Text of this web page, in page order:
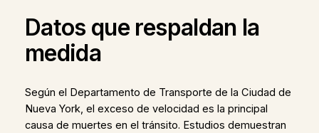
Datos que respaldan la
medida
Según el Departamento de Transporte de la Ciudad de
Nueva York, el exceso de velocidad es la principal
causa de muertes en el tránsito. Estudios demuestran